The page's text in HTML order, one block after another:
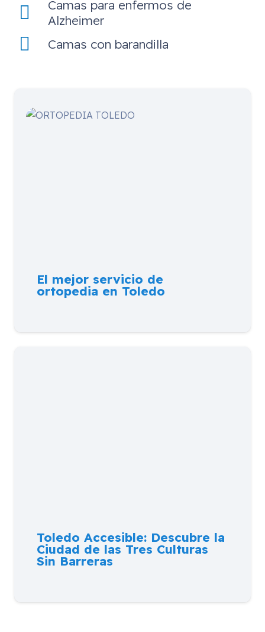
Camas para enfermos de
Alzheimer
Camas con barandilla
El mejor servicio de
ortopedia en Toledo
Toledo Accesible: Descubre la
Ciudad de las Tres Culturas
Sin Barreras